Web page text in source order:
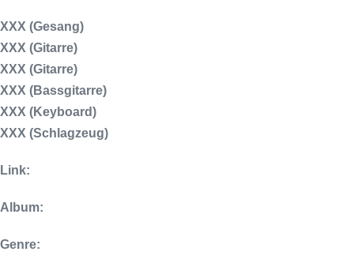
XXX (Gesang)
XXX (Gitarre)
XXX (Gitarre)
XXX (Bassgitarre)
XXX (Keyboard)
XXX (Schlagzeug)
Link:
Album:
Genre: